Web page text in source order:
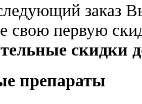
заказ
свою первую
скидки
препараты